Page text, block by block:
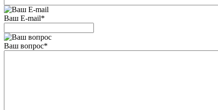
Ваш E-mail*
Ваш вопрос*